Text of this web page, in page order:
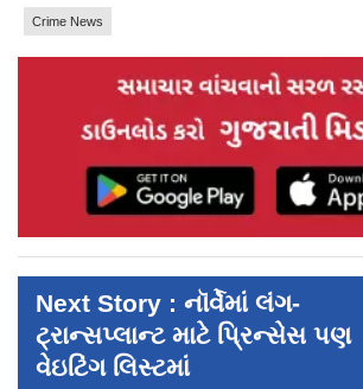
Crime News
Next Story : નૉર્વેમાં લંગ-
ટ્રાન્સપ્લાન્ટ માટે પ્રિન્સેસ પણ
વેઇટિંગ લિસ્ટમાં